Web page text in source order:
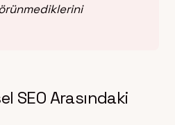
SEO Arasındaki